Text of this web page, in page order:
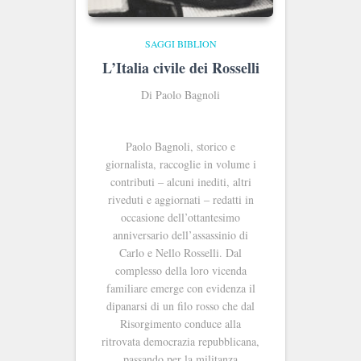
SAGGI BIBLION
L’Italia civile dei Rosselli
Di Paolo Bagnoli
Paolo Bagnoli, storico e
giornalista, raccoglie in volume i
contributi ‒ alcuni inediti, altri
riveduti e aggiornati ‒ redatti in
occasione dell’ottantesimo
anniversario dell’assassinio di
Carlo e Nello Rosselli. Dal
complesso della loro vicenda
familiare emerge con evidenza il
dipanarsi di un filo rosso che dal
Risorgimento conduce alla
ritrovata democrazia repubblicana,